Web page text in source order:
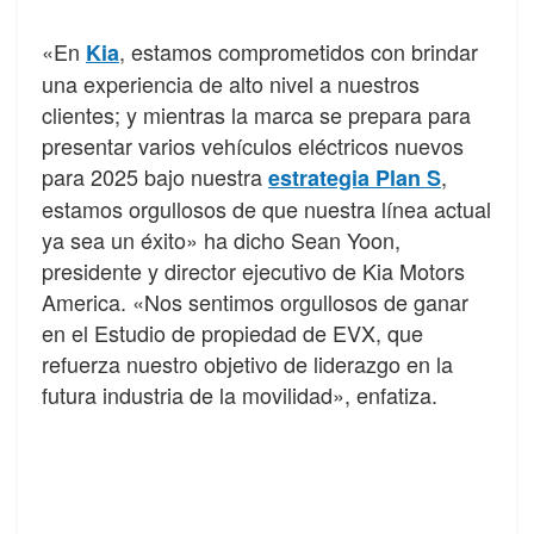
«En Kia, estamos comprometidos con brindar
una experiencia de alto nivel a nuestros
clientes; y mientras la marca se prepara para
presentar varios vehículos eléctricos nuevos
para 2025 bajo nuestraestrategia Plan S,
estamos orgullosos de que nuestra línea actual
ya sea un éxito» ha dicho Sean Yoon,
presidente y director ejecutivo de Kia Motors
America. «Nos sentimos orgullosos de ganar
en el Estudio de propiedad de EVX, que
refuerza nuestro objetivo de liderazgo en la
futura industria de la movilidad», enfatiza.